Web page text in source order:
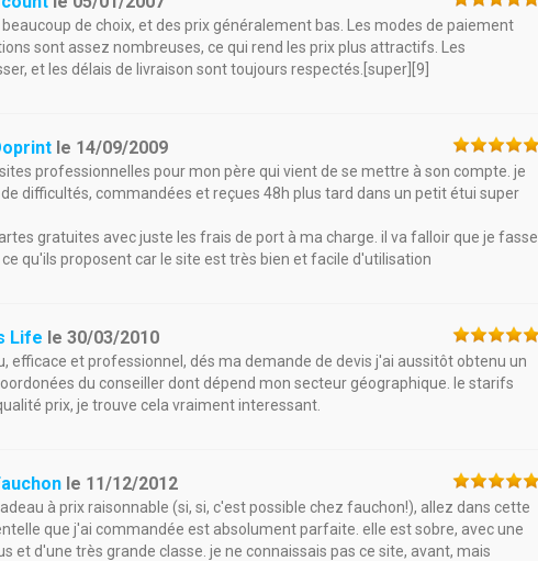
de choix, et des prix généralement bas. Les modes de paiement
sont assez nombreuses, ce qui rend les prix plus attractifs. Les
et les délais de livraison sont toujours respectés.[super][9]
le 14/09/2009
professionnelles pour mon père qui vient de se mettre à son compte. je
difficultés, commandées et reçues 48h plus tard dans un petit étui super
gratuites avec juste les frais de port à ma charge. il va falloir que je fasse
qu'ils proposent car le site est très bien et facile d'utilisation
Life le30/03/2010
efficace et professionnel, dés ma demande de devis j'ai aussitôt obtenu un
du conseiller dont dépend mon secteur géographique. le starifs
prix, je trouve cela vraiment interessant.
le 11/12/2012
à prix raisonnable (si, si, c'est possible chez fauchon!), allez dans cette
que j'ai commandée est absolument parfaite. elle est sobre, avec une
et d'une très grande classe. je ne connaissais pas ce site, avant, mais